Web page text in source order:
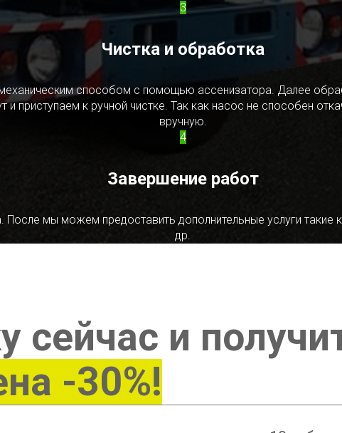
3
Чистка и обработка
способом с помощью ассенизатора. Далее
к ручной чистке. Так как насос не способен
вручную.
4
Завершение работ
После мы можем предоставить дополнительные услуги
др.
сейчас и
-30%!